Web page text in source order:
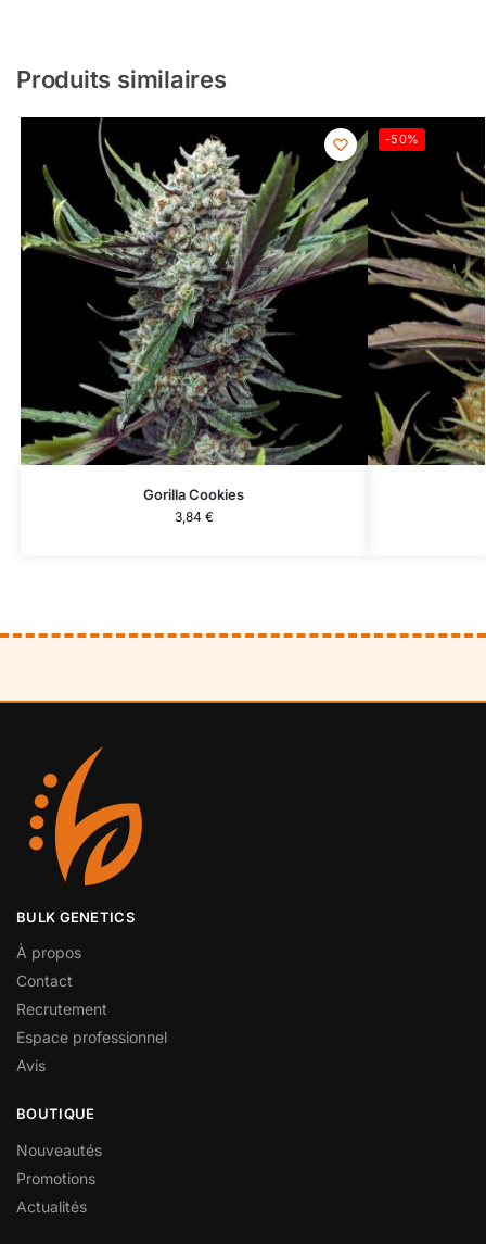
Produits similaires
Gorilla Cookies
3,84 €
-50%
BULK GENETICS
À propos
Contact
Recrutement
Espace professionnel
Avis
BOUTIQUE
Nouveautés
Promotions
Actualités